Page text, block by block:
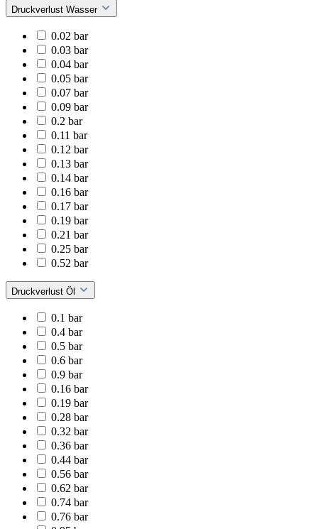
Druckverlust Wasser
0.02 bar
0.03 bar
0.04 bar
0.05 bar
0.07 bar
0.09 bar
0.2 bar
0.11 bar
0.12 bar
0.13 bar
0.14 bar
0.16 bar
0.17 bar
0.19 bar
0.21 bar
0.25 bar
0.52 bar
Druckverlust Öl
0.1 bar
0.4 bar
0.5 bar
0.6 bar
0.9 bar
0.16 bar
0.19 bar
0.28 bar
0.32 bar
0.36 bar
0.44 bar
0.56 bar
0.62 bar
0.74 bar
0.76 bar